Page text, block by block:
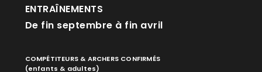
ENTRAÎNEMENTS
De fin septembre à fin avril
COMPÉTITEURS & ARCHERS CONFIRMÉS
(enfants & adultes)